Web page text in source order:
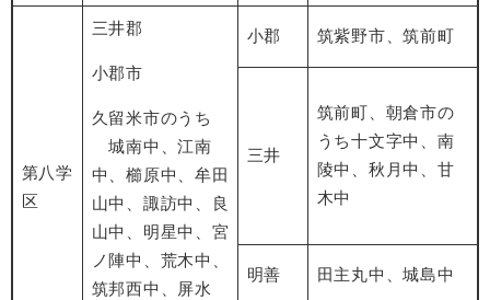
第八学
区
三井郡
小郡市
久留米市のうち
城南中、江南
中、櫛原中、牟田
山中、諏訪中、良
山中、明星中、宮
ノ陣中、荒木中、
筑邦西中、屏水
小郡 筑紫野市、筑前町
三井
筑前町、朝倉市の
うち十文字中、南
陵中、秋月中、甘
木中
明善 田主丸中、城島中